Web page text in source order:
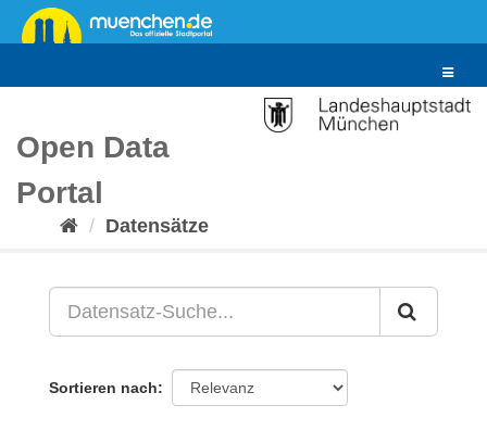
Überspringen
zum
Toggle
Open Data
Portal
Datensätze
Sortieren nach